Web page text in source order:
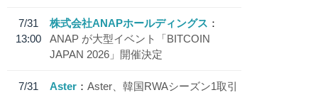
7/31
13:00
株式会社ANAPホールディングス
ANAP が大型イベント「BITCOIN
JAPAN 2026」開催決定
7/31
Aster
Aster、韓国RWAシーズン1取引